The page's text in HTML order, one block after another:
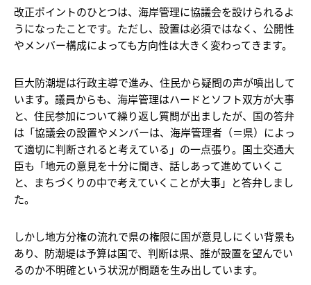
改正ポイントのひとつは、海岸管理に協議会を設けられるよ
うになったことです。ただし、設置は必須ではなく、公開性
やメンバー構成によっても方向性は大きく変わってきます。
巨大防潮堤は行政主導で進み、住民から疑問の声が噴出して
います。議員からも、海岸管理はハードとソフト双方が大事
と、住民参加について繰り返し質問が出ましたが、国の答弁
は「協議会の設置やメンバーは、海岸管理者（＝県）によっ
て適切に判断されると考えている」の一点張り。国土交通大
臣も「地元の意見を十分に聞き、話しあって進めていくこ
と、まちづくりの中で考えていくことが大事」と答弁しまし
た。
しかし地方分権の流れで県の権限に国が意見しにくい背景も
あり、防潮堤は予算は国で、判断は県、誰が設置を望んでい
るのか不明確という状況が問題を生み出しています。